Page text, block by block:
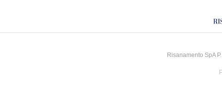
Risanamento SpA